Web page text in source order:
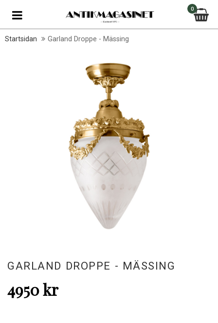
0
Startsidan Garland Droppe - Mässing
GARLAND DROPPE - MÄSSING
4950 kr